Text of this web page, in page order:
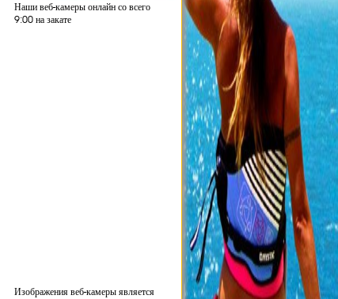
Наши веб-камеры онлайн со всего
9:00 на закате
Изображения веб-камеры является